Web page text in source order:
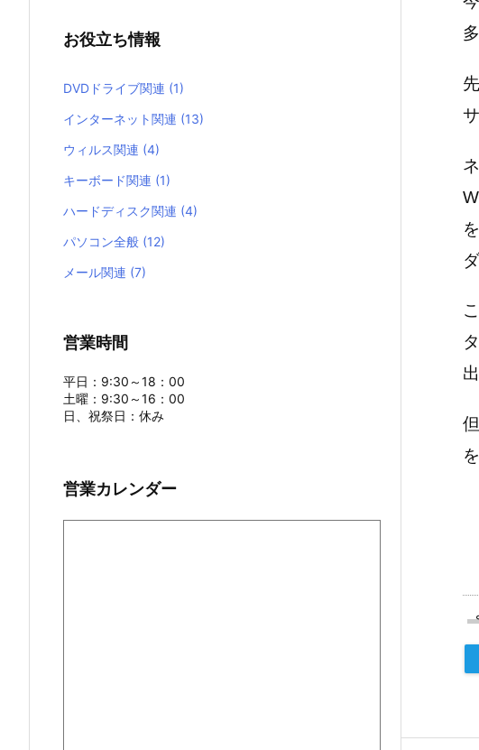
を
お役立ち情報
DVDドライブ関連 (1)
インターネット関連 (13)
ウィルス関連 (4)
キーボード関連 (1)
ハードディスク関連 (4)
パソコン全般 (12)
メール関連 (7)
営業時間
平日：9:30～18：00
土曜：9:30～16：00
日、祝祭日：休み
営業カレンダー